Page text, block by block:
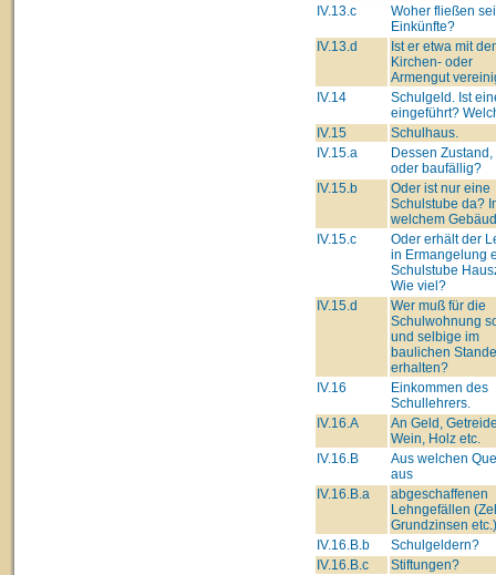
IV.13.c
Woher fließen
Einkünfte?
IV.13.d
Ist er etwa mit
Kirchen- oder
Armengut
IV.14
Schulgeld. Ist
eingeführt?
IV.15
Schulhaus.
IV.15.a
Dessen Zustand,
oder baufällig?
IV.15.b
Oder ist nur eine
Schulstube da?
welchem
IV.15.c
Oder erhält der
in Ermangelung
Schulstube
Wie viel?
IV.15.d
Wer muß für die
Schulwohnung
und selbige im
baulichen Stande
erhalten?
IV.16
Einkommen des
Schullehrers.
IV.16.A
An Geld,
Wein, Holz etc.
IV.16.B
Aus welchen
aus
IV.16.B.a
abgeschaffenen
Lehngefällen
Grundzinsen
IV.16.B.b
Schulgeldern?
IV.16.B.c
Stiftungen?